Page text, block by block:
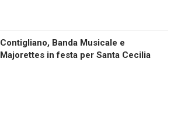
Contigliano, Banda Musicale e
Majorettes in festa per Santa Cecilia